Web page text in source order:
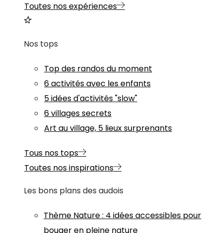
Toutes nos expériences
Nos tops
Top des randos du moment
6 activités avec les enfants
5 idées d'activités "slow"
6 villages secrets
Art au village, 5 lieux surprenants
Tous nos tops
Toutes nos inspirations
Les bons plans des audois
Thème Nature: 4 idées accessibles pour
bouger en pleine nature